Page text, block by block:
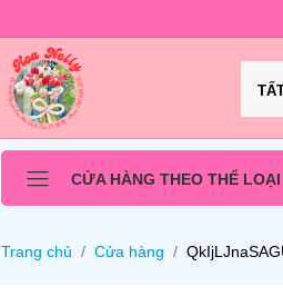
CỬA HÀNG THEO THỂ LOẠI
Trang chủ Cửa hàng